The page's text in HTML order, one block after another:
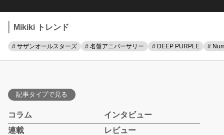
Mikiki トレンド
# サザンオールスターズ # 名盤アニバーサリー # DEEP PURPLE #
記事タイプで見る
コラム
インタビュー
連載
レビュー